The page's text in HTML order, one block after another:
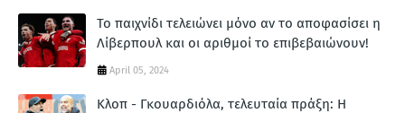
Το παιχνίδι τελειώνει μόνο αν το αποφασίσει η
Λίβερπουλ και οι αριθμοί το επιβεβαιώνουν!
April 05, 2024
Κλοπ - Γκουαρδιόλα, τελευταία πράξη: Η